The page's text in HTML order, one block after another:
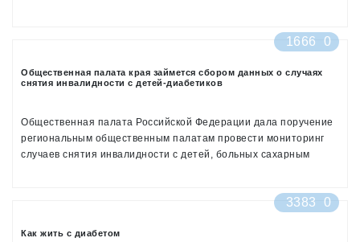
профилактической медицины Министерства здравоохранения
«Социальная инфраструктура: профилактика сахарного
диабета. Бремя неинфекционных заболеваний и пандемия
который прошел 19 декабря 2016 года в Общественной палате
(ОП) РФ
1666 0
Общественная палата края займется сбором данных о случаях
снятия инвалидности с детей-диабетиков
Общественная палата Российской Федерации дала поручение
региональным общественным палатам провести мониторинг
случаев снятия инвалидности с детей, больных сахарным
3383 0
Как жить с диабетом